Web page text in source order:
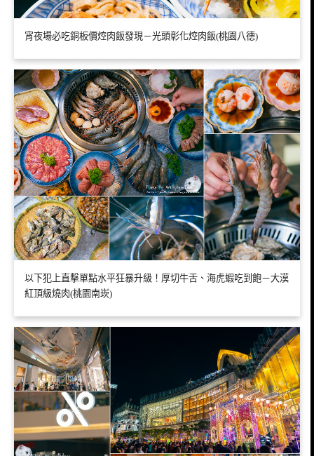
宵夜場必吃銅板價焢肉飯發現－光頭彰化焢肉飯(桃園八德)
以下犯上直擊單點水平狂暴升級！厚切牛舌、海虎蝦吃到飽－大漠
紅頂級燒肉(桃園南崁)